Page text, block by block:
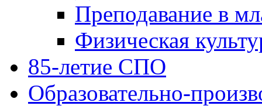
Преподавание в
Физическая
85-летие СПО
Образовательно-